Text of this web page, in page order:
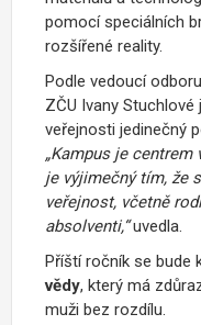
pomocí speciálních
rozšířené reality.
Podle vedoucí
ZČU Ivany
veřejnosti jedinečný
„Kampus je
je výjimečný tím, že
veřejnost, včetně
absolventi,“uvedla.
Příští ročník se bude
vědy, který má
muži bez rozdílu.